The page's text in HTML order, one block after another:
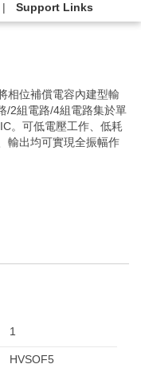
Support Links
相位補償電容內建型輸
/2組電路/4組電路集於單
。可低電壓工作、低耗
輸出均可實現全振幅作
1
HVSOF5